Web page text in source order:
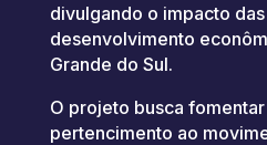
divulgando o impacto
desenvolvimento
Grande do Sul.
O projeto busca
pertencimento ao